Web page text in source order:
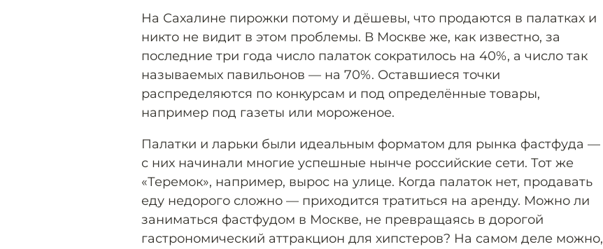
На Сахалине пирожки потому и дёшевы, что продаются в палатках и
никто не видит в этом проблемы. В Москве же, как известно, за
последние три года число палаток сократилось на 40%, а число так
называемых павильонов — на 70%. Оставшиеся точки
распределяются по конкурсам и под определённые товары,
например под газеты или мороженое.
Палатки и ларьки были идеальным форматом для рынка фастфуда —
с них начинали многие успешные нынче российские сети. Тот же
«Теремок», например, вырос на улице. Когда палаток нет, продавать
еду недорого сложно — приходится тратиться на аренду. Можно ли
заниматься фастфудом в Москве, не превращаясь в дорогой
гастрономический аттракцион для хипстеров? На самом деле можно,